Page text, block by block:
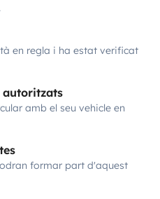
en regla i ha estat verificat
autoritzats
amb el seu vehicle en
formar part d'aquest